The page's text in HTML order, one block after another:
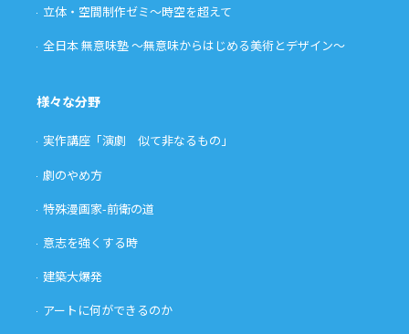
立体・空間制作ゼミ〜時空を超えて
全日本 無意味塾 〜無意味からはじめる美術とデザイン〜
様々な分野
実作講座「演劇 似て非なるもの」
劇のやめ方
特殊漫画家-前衛の道
意志を強くする時
建築大爆発
アートに何ができるのか